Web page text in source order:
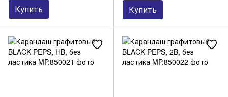
Купить Купить